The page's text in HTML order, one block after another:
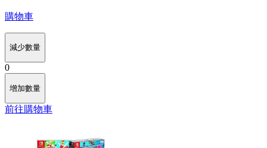
購物車
減少數量
0
增加數量
前往購物車